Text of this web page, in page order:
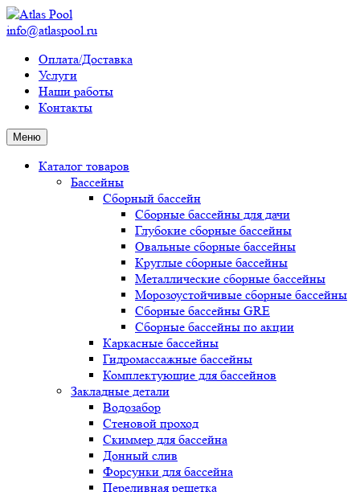
info@atlaspool.ru
Оплата/Доставка
Услуги
Наши работы
Контакты
Меню
Каталог товаров
Бассейны
Сборный бассейн
Сборные бассейны для дачи
Глубокие сборные бассейны
Овальные сборные бассейны
Круглые сборные бассейны
Металлические сборные бассейны
Морозоустойчивые сборные бассейны
Сборные бассейны GRE
Сборные бассейны по акции
Каркасные бассейны
Гидромассажные бассейны
Комплектующие для бассейнов
Закладные детали
Водозабор
Стеновой проход
Скиммер для бассейна
Донный слив
Форсунки для бассейна
Переливная решетка